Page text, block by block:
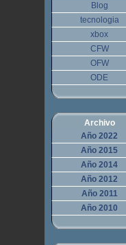
Blog
tecnologia
xbox
CFW
OFW
ODE
Archivo
Año 2022
Año 2015
Año 2014
Año 2012
Año 2011
Año 2010